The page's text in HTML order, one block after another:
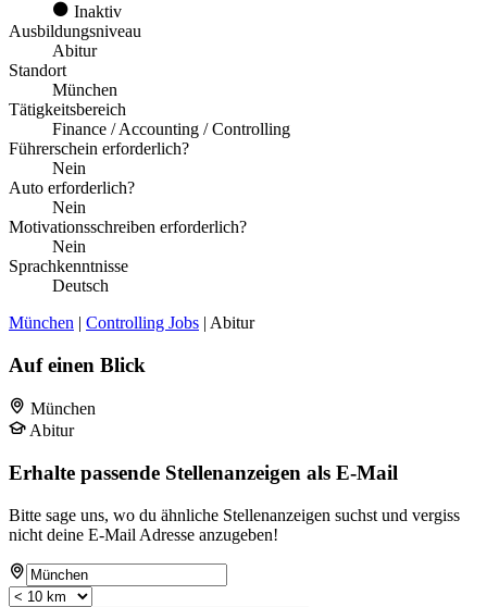
Inaktiv
Ausbildungsniveau
Abitur
Standort
München
Tätigkeitsbereich
Finance / Accounting / Controlling
Führerschein erforderlich?
Nein
Auto erforderlich?
Nein
Motivationsschreiben erforderlich?
Nein
Sprachkenntnisse
Deutsch
München | Controlling Jobs | Abitur
Auf einen Blick
München
Abitur
Erhalte passende Stellenanzeigen als E-Mail
Bitte sage uns, wo du ähnliche Stellenanzeigen suchst und vergiss
nicht deine E-Mail Adresse anzugeben!